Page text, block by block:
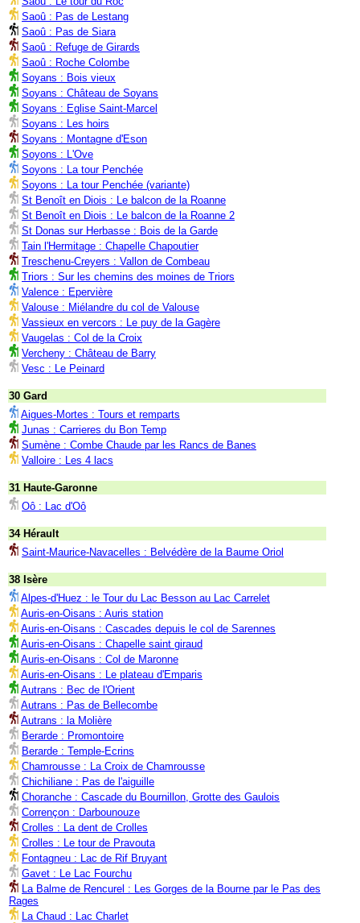
Saoû : Pas de Lestang
Saoû : Pas de Siara
Saoû : Refuge de Girards
Saoû : Roche Colombe
Soyans : Bois vieux
Soyans : Château de Soyans
Soyans : Eglise Saint-Marcel
Soyans : Les hoirs
Soyans : Montagne d'Eson
Soyons : L'Ove
Soyons : La tour Penchée
Soyons : La tour Penchée (variante)
St Benoît en Diois : Le balcon de la Roanne
St Benoît en Diois : Le balcon de la Roanne 2
St Donas sur Herbasse : Bois de la Garde
Tain l'Hermitage : Chapelle Chapoutier
Treschenu-Creyers : Vallon de Combeau
Triors : Sur les chemins des moines de Triors
Valence : Epervière
Valouse : Miélandre du col de Valouse
Vassieux en vercors : Le puy de la Gagère
Vaugelas : Col de la Croix
Vercheny : Château de Barry
Vesc : Le Peinard
30 Gard
Aigues-Mortes : Tours et remparts
Junas : Carrieres du Bon Temp
Sumène : Combe Chaude par les Rancs de Banes
Valloire : Les 4 lacs
31 Haute-Garonne
Oô : Lac d'Oô
34 Hérault
Saint-Maurice-Navacelles : Belvédère de la Baume Oriol
38 Isère
Alpes-d'Huez : le Tour du Lac Besson au Lac Carrelet
Auris-en-Oisans : Auris station
Auris-en-Oisans : Cascades depuis le col de Sarennes
Auris-en-Oisans : Chapelle saint giraud
Auris-en-Oisans : Col de Maronne
Auris-en-Oisans : Le plateau d'Emparis
Autrans : Bec de l'Orient
Autrans : Pas de Bellecombe
Autrans : la Molière
Berarde : Promontoire
Berarde : Temple-Ecrins
Chamrousse : La Croix de Chamrousse
Chichiliane : Pas de l'aiguille
Choranche : Cascade du Bournillon, Grotte des Gaulois
Corrençon : Darbounouze
Crolles : La dent de Crolles
Crolles : Le tour de Pravouta
Fontagneu : Lac de Rif Bruyant
Gavet : Le Lac Fourchu
La Balme de Rencurel : Les Gorges de la Bourne par le Pas des
Rages
La Chaud : Lac Charlet